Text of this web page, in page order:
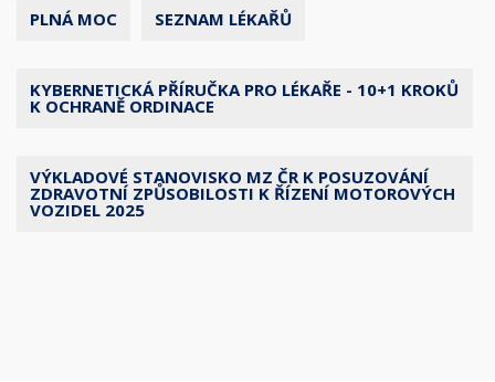
PLNÁ MOC SEZNAM LÉKAŘŮ
KYBERNETICKÁ PŘÍRUČKA PRO LÉKAŘE - 10+1 KROKŮ
K OCHRANĚ ORDINACE
VÝKLADOVÉ STANOVISKO MZ ČR K POSUZOVÁNÍ
ZDRAVOTNÍ ZPŮSOBILOSTI K ŘÍZENÍ MOTOROVÝCH
VOZIDEL 2025